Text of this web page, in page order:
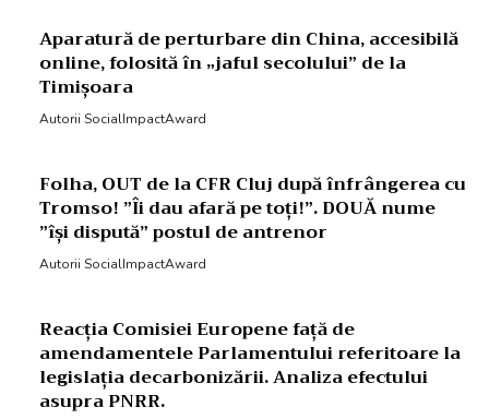
Aparatură de perturbare din China, accesibilă
online, folosită în „jaful secolului” de la
Timișoara
Autorii SocialImpactAward
Folha, OUT de la CFR Cluj după înfrângerea cu
Tromso! ”Îi dau afară pe toți!”. DOUĂ nume
”își dispută” postul de antrenor
Autorii SocialImpactAward
Reacția Comisiei Europene față de
amendamentele Parlamentului referitoare la
legislația decarbonizării. Analiza efectului
asupra PNRR.